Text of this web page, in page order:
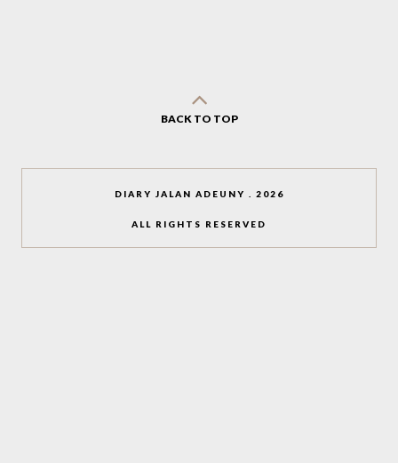
BACK TO TOP
DIARY JALAN ADEUNY 2026
ALL RIGHTS RESERVED